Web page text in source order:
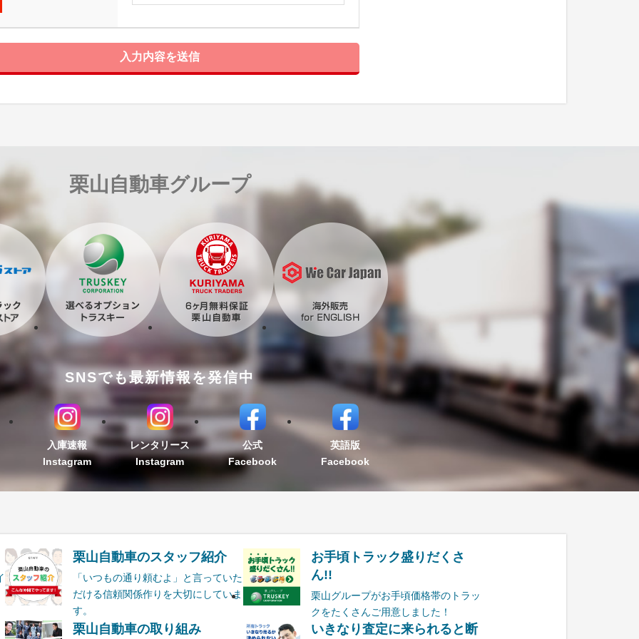
入力内容を送信
栗山自動車グループ
SNSでも最新情報を発信中
入庫速報
Instagram
レンタリース
Instagram
公式
Facebook
英語版
Facebook
栗山自動車のスタッフ紹介
「いつもの通り頼むよ」と言っていた
だける信頼関係作りを大切にしていま
す。
お手頃トラック盛りだくさ
ん!!
栗山グループがお手頃価格帯のトラッ
クをたくさんご用意しました！
栗山自動車の取り組み いきなり査定に来られると断